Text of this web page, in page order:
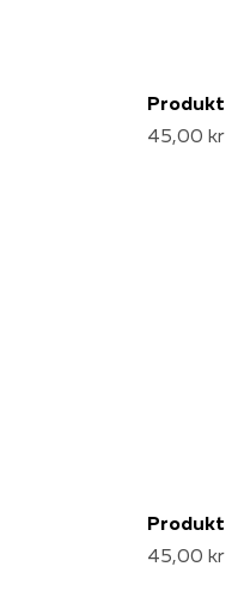
Produkt
45,00 kr
Produkt
45,00 kr